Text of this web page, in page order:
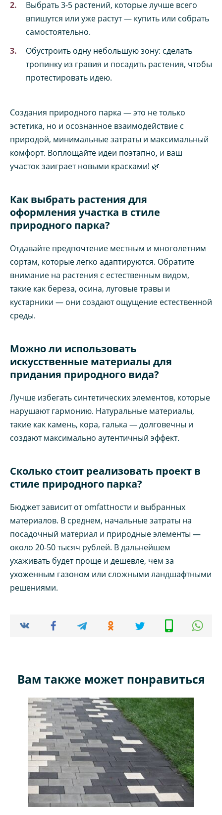
Выбрать 3-5 растений, которые лучше всего
впишутся или уже растут — купить или собрать
самостоятельно.
Обустроить одну небольшую зону: сделать
тропинку из гравия и посадить растения, чтобы
протестировать идею.
Создания природного парка — это не только
эстетика, но и осознанное взаимодействие с
природой, минимальные затраты и максимальный
комфорт. Воплощайте идеи поэтапно, и ваш
участок заиграет новыми красками! 🌿
Как выбрать растения для
оформления участка в стиле
природного парка?
Отдавайте предпочтение местным и многолетним
сортам, которые легко адаптируются. Обратите
внимание на растения с естественным видом,
такие как береза, осина, луговые травы и
кустарники — они создают ощущение естественной
среды.
Можно ли использовать
искусственные материалы для
придания природного вида?
Лучше избегать синтетических элементов, которые
нарушают гармонию. Натуральные материалы,
такие как камень, кора, галька — долговечны и
создают максимально аутентичный эффект.
Сколько стоит реализовать проект в
стиле природного парка?
Бюджет зависит от omfattности и выбранных
материалов. В среднем, начальные затраты на
посадочный материал и природные элементы —
около 20-50 тысяч рублей. В дальнейшем
ухаживать будет проще и дешевле, чем за
ухоженным газоном или сложными ландшафтными
решениями.
Вам также может понравиться